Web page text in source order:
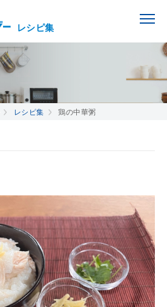
レシピ集
レシピ集 鶏の中華粥